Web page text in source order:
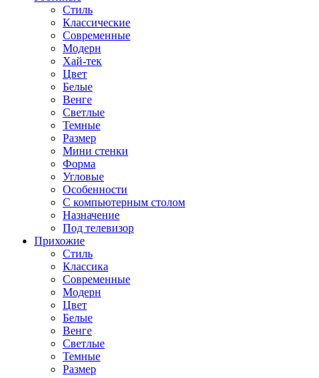
Стиль
Классические
Современные
Модерн
Хай-тек
Цвет
Белые
Венге
Светлые
Темные
Размер
Мини стенки
Форма
Угловые
Особенности
С компьютерным столом
Назначение
Под телевизор
Прихожие
Стиль
Классика
Современные
Модерн
Цвет
Белые
Венге
Светлые
Темные
Размер